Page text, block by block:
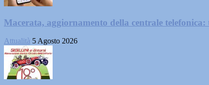
Macerata, aggiornamento della centrale
Attualità 5 Agosto 2026